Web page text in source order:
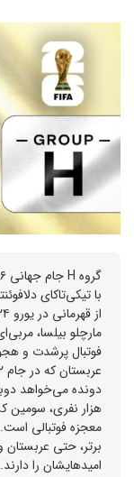
با تیکی‌تاکای
مارچلو بیلسا،
فوتبال پرشدت و
هزار نفری، سومین
معجزه فوتبالی
برتر، حتی
امیدهایشان را دارند.